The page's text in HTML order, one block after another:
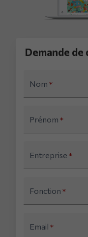
Demande
Nom *
Prénom *
Entreprise *
Fonction *
Email *